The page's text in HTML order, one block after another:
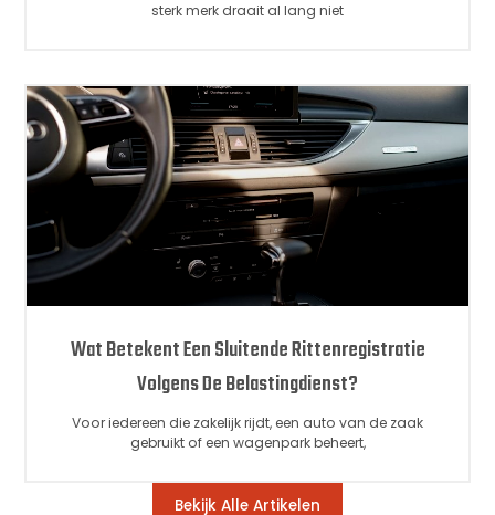
sterk merk draait al lang niet
Wat Betekent Een Sluitende Rittenregistratie
Volgens De Belastingdienst?
Voor iedereen die zakelijk rijdt, een auto van de zaak
gebruikt of een wagenpark beheert,
Bekijk Alle Artikelen